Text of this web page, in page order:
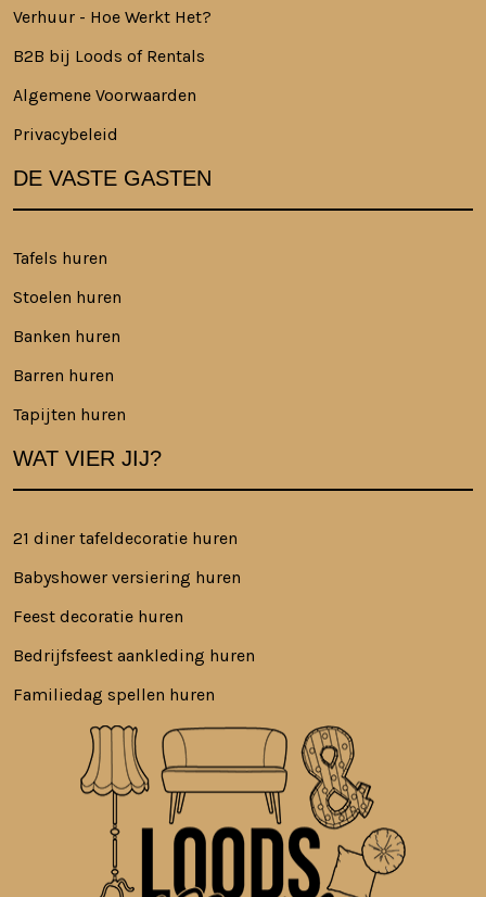
Verhuur - Hoe Werkt Het?
B2B bij Loods of Rentals
Algemene Voorwaarden
Privacybeleid
DE VASTE GASTEN
Tafels huren
Stoelen huren
Banken huren
Barren huren
Tapijten huren
WAT VIER JIJ?
21 diner tafeldecoratie huren
Babyshower versiering huren
Feest decoratie huren
Bedrijfsfeest aankleding huren
Familiedag spellen huren